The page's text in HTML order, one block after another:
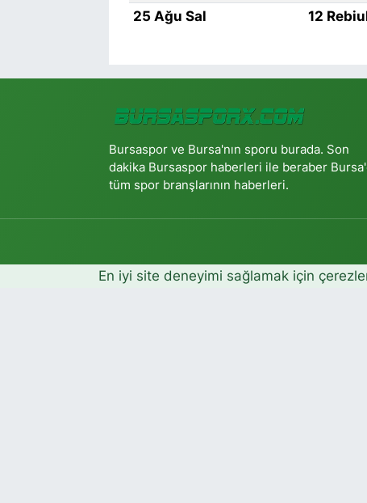
25 Ağu Sal
12
Bursaspor ve Bursa'nın sporu burada. Son
dakika Bursaspor haberleri ile beraber
tüm spor branşlarının haberleri.
En iyi site deneyimi sağlamak için